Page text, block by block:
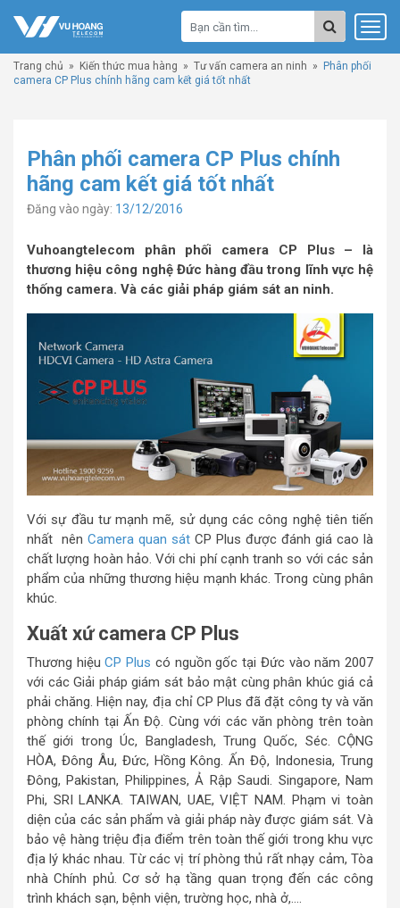
Trang chủ » Kiến thức mua hàng » Tư vấn camera an ninh »
Phân phối
camera CP Plus chính hãng cam kết giá tốt nhất
Phân phối camera CP Plus chính
hãng cam kết giá tốt nhất
Đăng vào ngày: 13/12/2016
Vuhoangtelecom phân phối camera CP Plus – là
thương hiệu công nghệ Đức hàng đầu trong lĩnh vực hệ
thống camera. Và các giải pháp giám sát an ninh.
Với sự đầu tư mạnh mẽ, sử dụng các công nghệ tiên tiến
nhất nên Camera quan sát CP Plus được đánh giá cao là
chất lượng hoàn hảo. Với chi phí cạnh tranh so với các sản
phẩm của những thương hiệu mạnh khác. Trong cùng phân
khúc.
Xuất xứ camera CP Plus
Thương hiệuCP Plus có nguồn gốc tại Đức vào năm 2007
với các Giải pháp giám sát bảo mật cùng phân khúc giá cả
phải chăng. Hiện nay, địa chỉ CP Plus đã đặt công ty và văn
phòng chính tại Ấn Độ. Cùng với các văn phòng trên toàn
thế giới trong Úc, Bangladesh, Trung Quốc, Séc. CỘNG
HÒA, Đông Âu, Đức, Hồng Kông. Ấn Độ, Indonesia, Trung
Đông, Pakistan, Philippines, Ả Rập Saudi. Singapore, Nam
Phi, SRI LANKA. TAIWAN, UAE, VIỆT NAM. Phạm vi toàn
diện của các sản phẩm và giải pháp này được giám sát. Và
bảo vệ hàng triệu địa điểm trên toàn thế giới trong khu vực
địa lý khác nhau. Từ các vị trí phòng thủ rất nhạy cảm, Tòa
nhà Chính phủ. Cơ sở hạ tầng quan trọng đến các công
trình khách sạn, bệnh viện, trường học, nhà ở,….